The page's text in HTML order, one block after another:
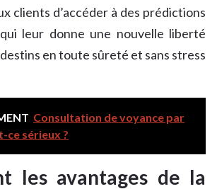
clients d’accéder à des prédictions
leur donne une nouvelle liberté
en toute sûreté et sans stress
Consultation de voyance par
ce sérieux ?
les avantages de la